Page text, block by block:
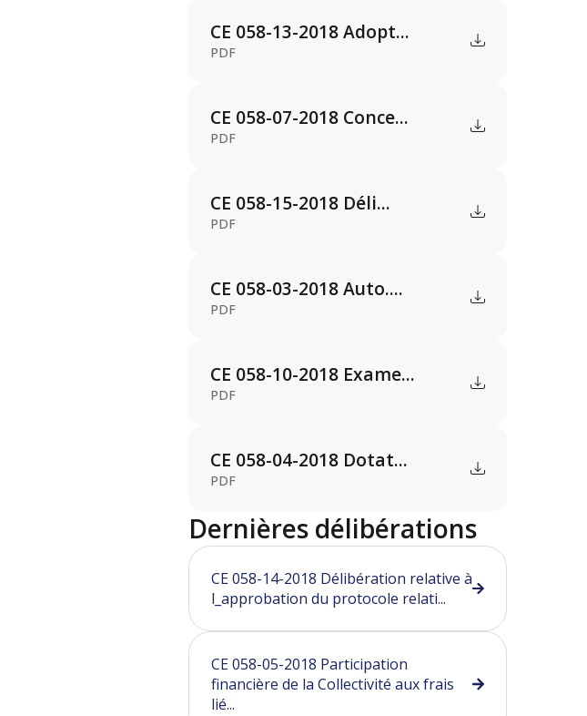
CE 058-13-2018 Adopt...
PDF
CE 058-07-2018 Conce...
PDF
CE 058-15-2018 Déli...
PDF
CE 058-03-2018 Auto....
PDF
CE 058-10-2018 Exame...
PDF
CE 058-04-2018 Dotat...
PDF
Dernières délibérations
CE 058-14-2018 Délibération relative à
l_approbation du protocole relati...
CE 058-05-2018 Participation
financière de la Collectivité aux frais
lié...